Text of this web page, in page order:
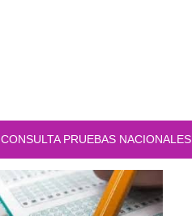
CONSULTA PRUEBAS NACIONALES